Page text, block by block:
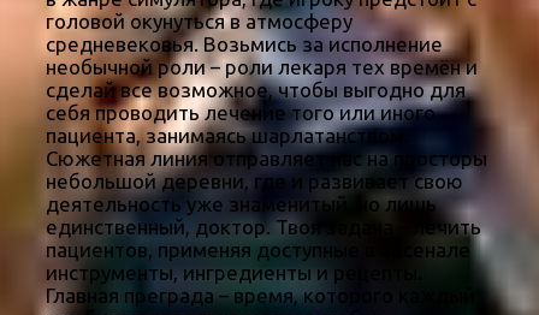
головой окунуться в атмосферу
средневековья. Возьмись за исполнение
необычной роли – роли лекаря тех времён и
сделай все возможное, чтобы выгодно для
себя проводить лечение того или иного
пациента, занимаясь шарлатанством.
Сюжетная линия отправляет нас на просторы
небольшой деревни, где и развивает свою
деятельность уже знаменитый, но лишь
единственный, доктор. Твоя задача – лечить
пациентов, применяя доступные в арсенале
инструменты, ингредиенты и рецепты.
Главная преграда – время, которого каждый